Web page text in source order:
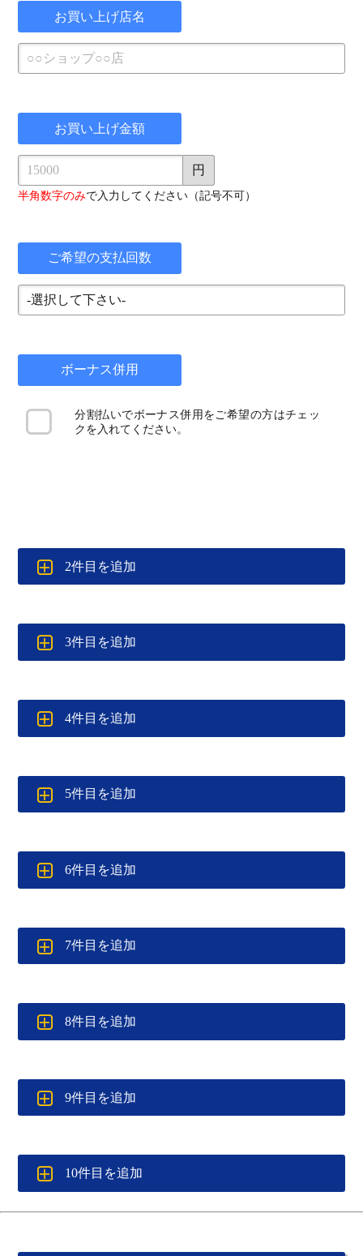
お買い上げ店名
お買い上げ金額
円
半角数字のみで入力してください（記号不可）
ご希望の支払回数
ボーナス併用
分割払いでボーナス併用をご希望の方はチェッ
クを入れてください。
2件目を追加
3件目を追加
4件目を追加
5件目を追加
6件目を追加
7件目を追加
8件目を追加
9件目を追加
10件目を追加